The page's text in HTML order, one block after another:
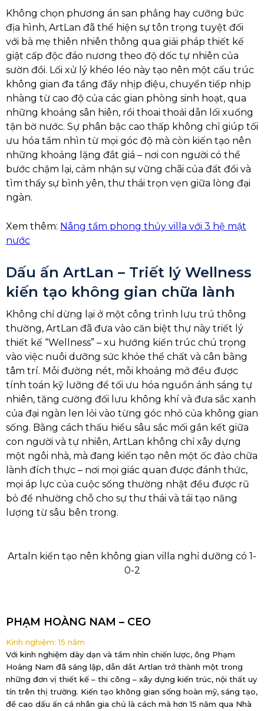
Không chọn phương án san phẳng hay cưỡng bức
địa hình, ArtLan đã thể hiện sự tôn trọng tuyệt đối
với bà mẹ thiên nhiên thông qua giải pháp thiết kế
giật cấp độc đáo nương theo độ dốc tự nhiên của
sườn đồi. Lối xử lý khéo léo này tạo nên một cấu trúc
không gian đa tầng đầy nhịp điệu, chuyển tiếp nhịp
nhàng từ cao độ của các gian phòng sinh hoạt, qua
những khoảng sân hiên, rồi thoai thoải dẫn lối xuống
tận bờ nước. Sự phân bậc cao thấp không chỉ giúp tối
ưu hóa tầm nhìn từ mọi góc độ mà còn kiến tạo nên
những khoảng lặng đắt giá – nơi con người có thể
bước chậm lại, cảm nhận sự vững chãi của đất đồi và
tìm thấy sự bình yên, thư thái trọn vẹn giữa lòng đại
ngàn.
Xem thêm: Nâng tầm phong thủy villa với 3 hệ mặt
nước
Dấu ấn ArtLan – Triết lý Wellness
kiến tạo không gian chữa lành
Không chỉ dừng lại ở một công trình lưu trú thông
thường, ArtLan đã đưa vào căn biệt thự này triết lý
thiết kế “Wellness” – xu hướng kiến trúc chú trọng
vào việc nuôi dưỡng sức khỏe thể chất và cân bằng
tâm trí. Mỗi đường nét, mỗi khoảng mở đều được
tính toán kỹ lưỡng để tối ưu hóa nguồn ánh sáng tự
nhiên, tăng cường đối lưu không khí và đưa sắc xanh
của đại ngàn len lỏi vào từng góc nhỏ của không gian
sống. Bằng cách thấu hiểu sâu sắc mối gắn kết giữa
con người và tự nhiên, ArtLan không chỉ xây dựng
một ngôi nhà, mà đang kiến tạo nên một ốc đảo chữa
lành đích thực – nơi mọi giác quan được đánh thức,
mọi áp lực của cuộc sống thường nhật đều được rũ
bỏ để nhường chỗ cho sự thư thái và tái tạo năng
lượng từ sâu bên trong.
Artaln kiến tạo nên không gian villa nghỉ dưỡng có 1-
0-2
PHẠM HOÀNG NAM – CEO
Kinh nghiệm: 15 năm
Với kinh nghiệm dày dạn và tầm nhìn chiến lược, ông Phạm
Hoàng Nam đã sáng lập, dẫn dắt Artlan trở thành một trong
những đơn vị thiết kế – thi công – xây dựng kiến trúc, nội thất uy
tín trên thị trường. Kiến tạo không gian sống hoàn mỹ, sáng tạo,
đề cao dấu ấn cá nhân gia chủ là cách mà hơn 15 năm qua Nhà